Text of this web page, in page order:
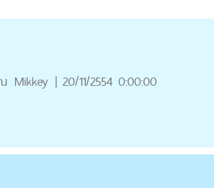
Mikkey | 20/11/2554 0:00:00